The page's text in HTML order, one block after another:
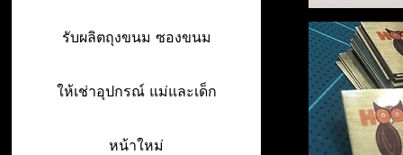
รับผลิตถุงขนม ซองขนม
ให้เช่าอุปกรณ์ แม่และเด็ก
หน้าใหม่